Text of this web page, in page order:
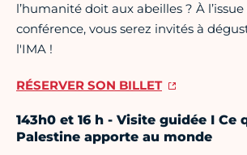
l’humanité doit aux abeilles ? À l’issue
conférence, vous serez invités à
l'IMA !
RÉSERVER SON BILLET
143h0 et 16 h - Visite guidée I Ce
Palestine apporte au monde